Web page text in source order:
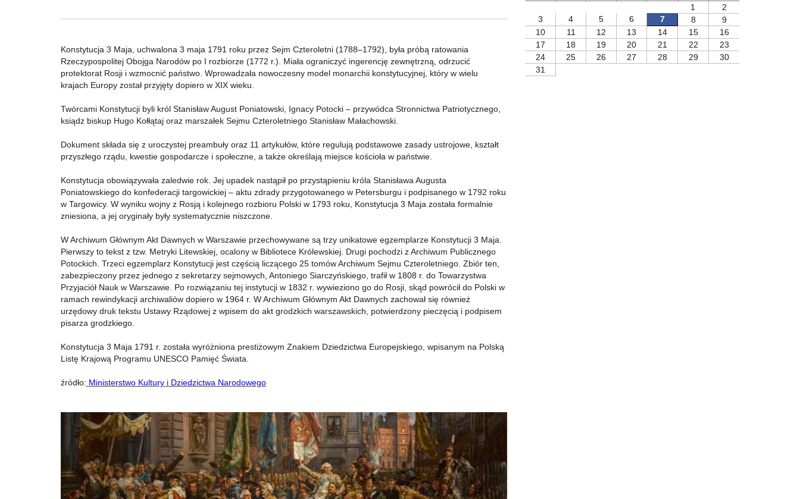
Konstytucja 3 Maja, uchwalona 3 maja 1791 roku przez Sejm Czteroletni (1788–1792), była próbą ratowania
Rzeczypospolitej Obojga Narodów po I rozbiorze (1772 r.). Miała ograniczyć ingerencję zewnętrzną, odrzucić
protektorat Rosji i wzmocnić państwo. Wprowadzała nowoczesny model monarchii konstytucyjnej, który w wielu
krajach Europy został przyjęty dopiero w XIX wieku.
Twórcami Konstytucji byli król Stanisław August Poniatowski, Ignacy Potocki – przywódca Stronnictwa Patriotycznego,
ksiądz biskup Hugo Kołłątaj oraz marszałek Sejmu Czteroletniego Stanisław Małachowski.
Dokument składa się z uroczystej preambuły oraz 11 artykułów, które regulują podstawowe zasady ustrojowe, kształt
przyszłego rządu, kwestie gospodarcze i społeczne, a także określają miejsce kościoła w państwie.
Konstytucja obowiązywała zaledwie rok. Jej upadek nastąpił po przystąpieniu króla Stanisława Augusta
Poniatowskiego do konfederacji targowickiej – aktu zdrady przygotowanego w Petersburgu i podpisanego w 1792 roku
w Targowicy. W wyniku wojny z Rosją i kolejnego rozbioru Polski w 1793 roku, Konstytucja 3 Maja została formalnie
zniesiona, a jej oryginały były systematycznie niszczone.
W Archiwum Głównym Akt Dawnych w Warszawie przechowywane są trzy unikatowe egzemplarze Konstytucji 3 Maja.
Pierwszy to tekst z tzw. Metryki Litewskiej, ocalony w Bibliotece Królewskiej. Drugi pochodzi z Archiwum Publicznego
Potockich. Trzeci egzemplarz Konstytucji jest częścią liczącego 25 tomów Archiwum Sejmu Czteroletniego. Zbiór ten,
zabezpieczony przez jednego z sekretarzy sejmowych, Antoniego Siarczyńskiego, trafił w 1808 r. do Towarzystwa
Przyjaciół Nauk w Warszawie. Po rozwiązaniu tej instytucji w 1832 r. wywieziono go do Rosji, skąd powrócił do Polski w
ramach rewindykacji archiwaliów dopiero w 1964 r. W Archiwum Głównym Akt Dawnych zachował się również
urzędowy druk tekstu Ustawy Rządowej z wpisem do akt grodzkich warszawskich, potwierdzony pieczęcią i podpisem
pisarza grodzkiego.
Konstytucja 3 Maja 1791 r. została wyróżniona prestiżowym Znakiem Dziedzictwa Europejskiego, wpisanym na Polską
Listę Krajową Programu UNESCO Pamięć Świata.
źródło: Ministerstwo Kultury i Dziedzictwa Narodowego
1
2
3
4 5 6 7 8
9
10
11 12 13 14 15
16
17
18 19 20 21 22
23
24
25 26 27 28 29
30
31